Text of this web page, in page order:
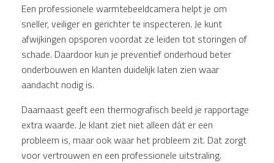
Een professionele warmtebeeldcamera helpt je om
sneller, veiliger en gerichter te inspecteren. Je kunt
afwijkingen opsporen voordat ze leiden tot storingen of
schade. Daardoor kun je preventief onderhoud beter
onderbouwen en klanten duidelijk laten zien waar
aandacht nodig is.
Daarnaast geeft een thermografisch beeld je rapportage
extra waarde. Je klant ziet niet alleen dát er een
probleem is, maar ook waar het probleem zit. Dat zorgt
voor vertrouwen en een professionele uitstraling.